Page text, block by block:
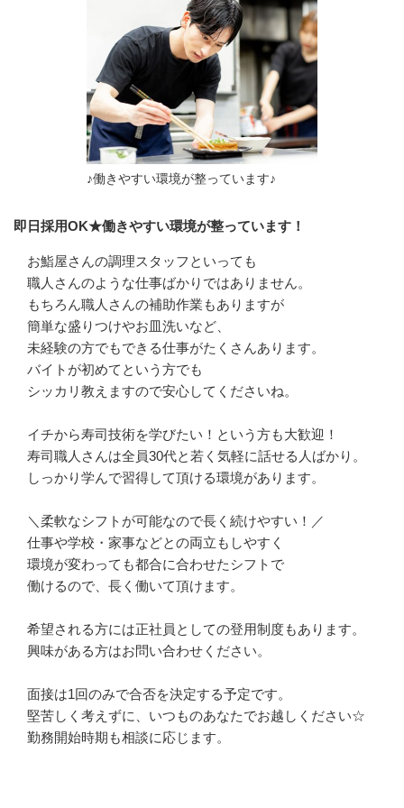
♪働きやすい環境が整っています♪
即日採用OK★働きやすい環境が整っています！
お鮨屋さんの調理スタッフといっても
職人さんのような仕事ばかりではありません。
もちろん職人さんの補助作業もありますが
簡単な盛りつけやお皿洗いなど、
未経験の方でもできる仕事がたくさんあります。
バイトが初めてという方でも
シッカリ教えますので安心してくださいね。
イチから寿司技術を学びたい！という方も大歓迎！
寿司職人さんは全員30代と若く気軽に話せる人ばかり。
しっかり学んで習得して頂ける環境があります。
＼柔軟なシフトが可能なので長く続けやすい！／
仕事や学校・家事などとの両立もしやすく
環境が変わっても都合に合わせたシフトで
働けるので、長く働いて頂けます。
希望される方には正社員としての登用制度もあります。
興味がある方はお問い合わせください。
面接は1回のみで合否を決定する予定です。
堅苦しく考えずに、いつものあなたでお越しください☆
勤務開始時期も相談に応じます。